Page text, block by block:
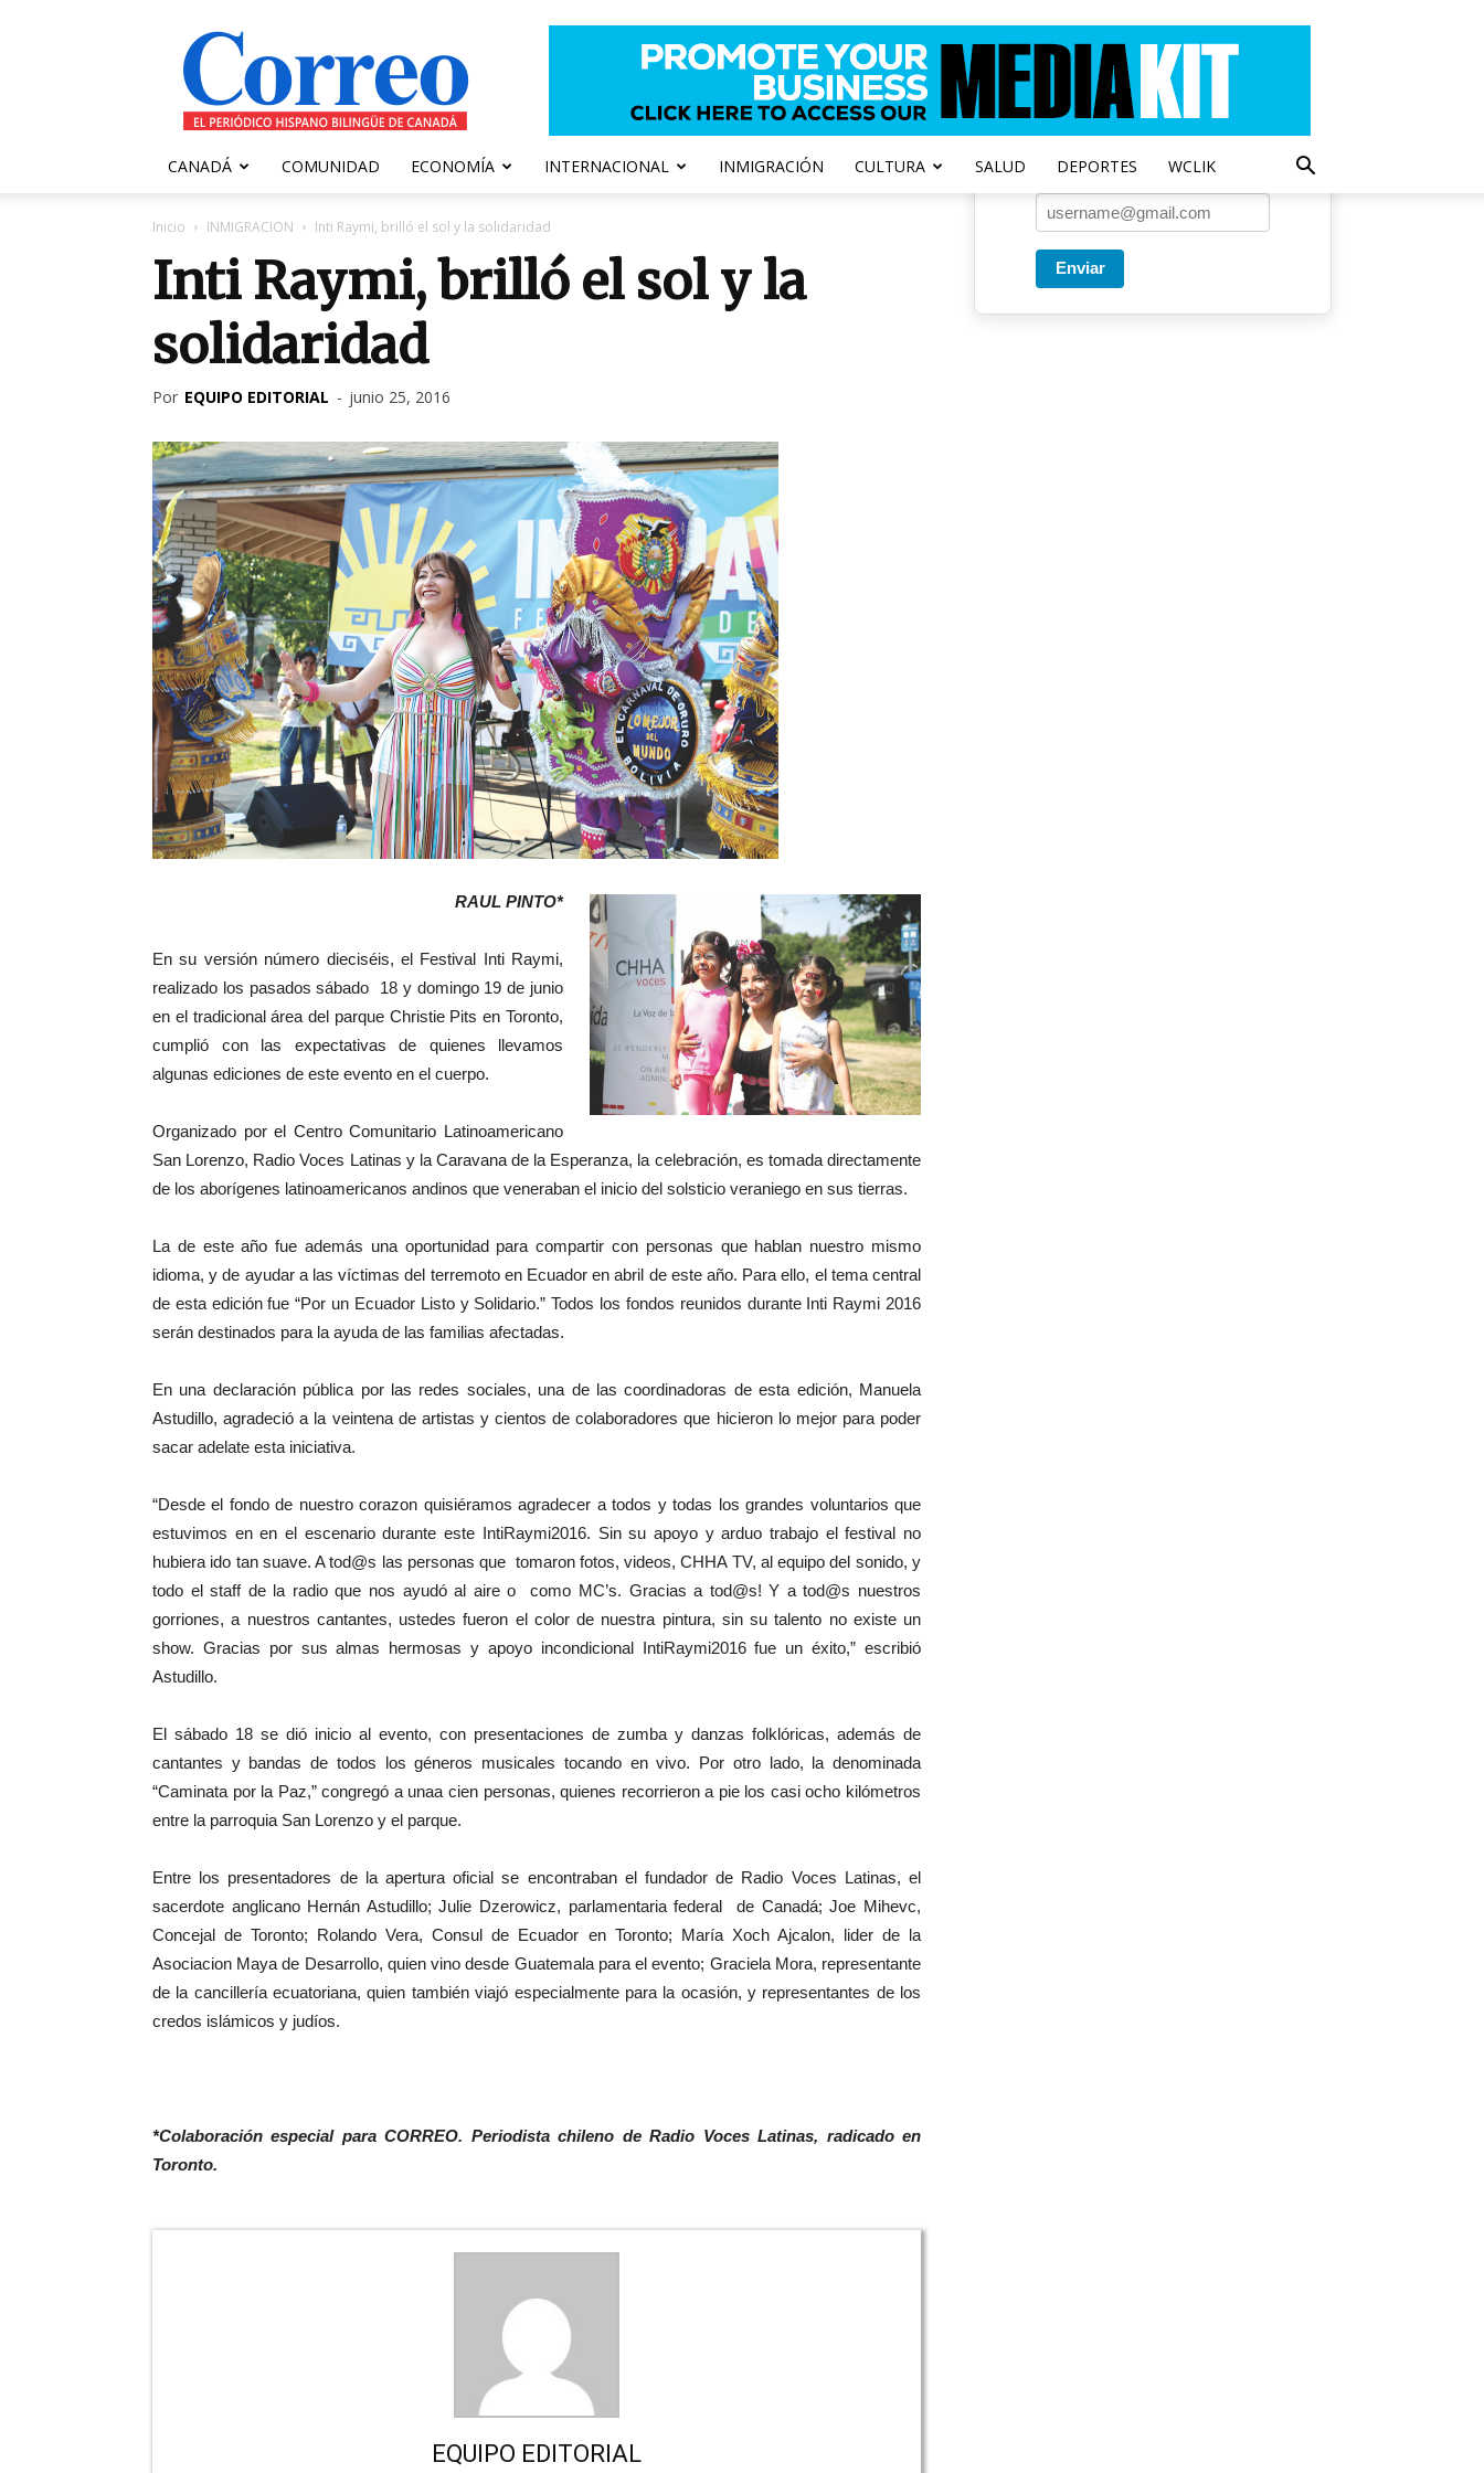
Correo
Canadiense
CANADÁ COMUNIDAD ECONOMÍA INTERNACIONAL INMIGRACIÓN CULTURA SALUD DEPORTES WCLIK
Inicio INMIGRACION Inti Raymi, brilló el sol y la solidaridad
Inti Raymi, brilló el sol y la
solidaridad
Por EQUIPO EDITORIAL - junio 25, 2016
RAUL PINTO*
En su versión número dieciséis, el Festival Inti Raymi,
realizado los pasados sábado 18 y domingo 19 de junio
en el tradicional área del parque Christie Pits en Toronto,
cumplió con las expectativas de quienes llevamos
algunas ediciones de este evento en el cuerpo.
Organizado por el Centro Comunitario Latinoamericano
San Lorenzo, Radio Voces Latinas y la Caravana de la Esperanza, la celebración, es tomada directamente
de los aborígenes latinoamericanos andinos que veneraban el inicio del solsticio veraniego en sus tierras.
La de este año fue además una oportunidad para compartir con personas que hablan nuestro mismo
idioma, y de ayudar a las víctimas del terremoto en Ecuador en abril de este año. Para ello, el tema central
de esta edición fue “Por un Ecuador Listo y Solidario.” Todos los fondos reunidos durante Inti Raymi 2016
serán destinados para la ayuda de las familias afectadas.
En una declaración pública por las redes sociales, una de las coordinadoras de esta edición, Manuela
Astudillo, agradeció a la veintena de artistas y cientos de colaboradores que hicieron lo mejor para poder
sacar adelate esta iniciativa.
“Desde el fondo de nuestro corazon quisiéramos agradecer a todos y todas los grandes voluntarios que
estuvimos en en el escenario durante este IntiRaymi2016. Sin su apoyo y arduo trabajo el festival no
hubiera ido tan suave. A tod@s las personas que tomaron fotos, videos, CHHA TV, al equipo del sonido, y
todo el staff de la radio que nos ayudó al aire o como MC’s. Gracias a tod@s! Y a tod@s nuestros
gorriones, a nuestros cantantes, ustedes fueron el color de nuestra pintura, sin su talento no existe un
show. Gracias por sus almas hermosas y apoyo incondicional IntiRaymi2016 fue un éxito,” escribió
Astudillo.
El sábado 18 se dió inicio al evento, con presentaciones de zumba y danzas folklóricas, además de
cantantes y bandas de todos los géneros musicales tocando en vivo. Por otro lado, la denominada
“Caminata por la Paz,” congregó a unaa cien personas, quienes recorrieron a pie los casi ocho kilómetros
entre la parroquia San Lorenzo y el parque.
Entre los presentadores de la apertura oficial se encontraban el fundador de Radio Voces Latinas, el
sacerdote anglicano Hernán Astudillo; Julie Dzerowicz, parlamentaria federal de Canadá; Joe Mihevc,
Concejal de Toronto; Rolando Vera, Consul de Ecuador en Toronto; María Xoch Ajcalon, lider de la
Asociacion Maya de Desarrollo, quien vino desde Guatemala para el evento; Graciela Mora, representante
de la cancillería ecuatoriana, quien también viajó especialmente para la ocasión, y representantes de los
credos islámicos y judíos.
*Colaboración especial para CORREO. Periodista chileno de Radio Voces Latinas, radicado en
Toronto.
EQUIPO EDITORIAL
Una vez a la semana enviamos
Enviar
Entregado por SendPulse